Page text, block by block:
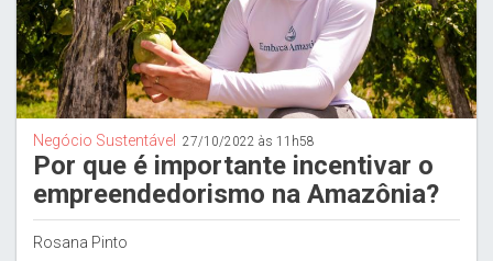
Negócio Sustentável 27/10/2022 às 11h58
Por que é importante incentivar o
empreendedorismo na Amazônia?
Rosana Pinto